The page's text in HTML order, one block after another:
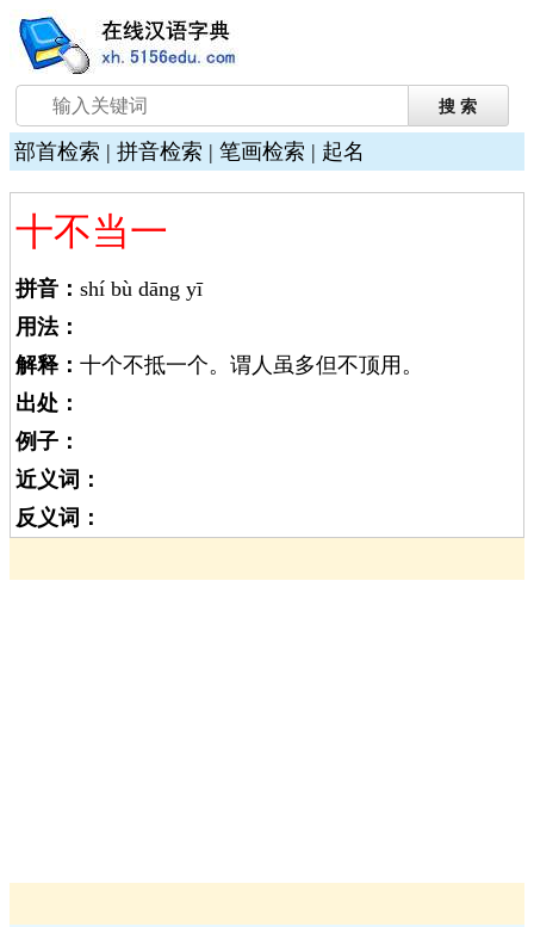
部首检索 | 拼音检索 | 笔画检索 | 起名
十不当一
拼音： shí bù dāng yī
用法：
解释： 十个不抵一个。谓人虽多但不顶用。
出处：
例子：
近义词：
反义词：